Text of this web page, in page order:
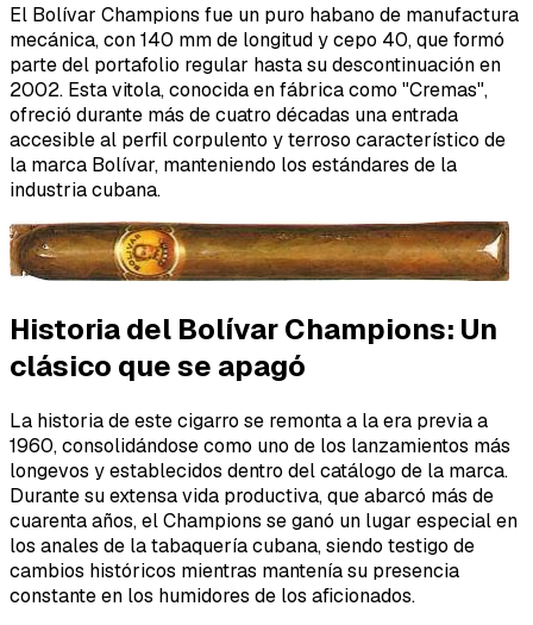
El Bolívar Champions fue un puro habano de manufactura
mecánica, con 140 mm de longitud y cepo 40, que formó
parte del portafolio regular hasta su descontinuación en
2002. Esta vitola, conocida en fábrica como "Cremas",
ofreció durante más de cuatro décadas una entrada
accesible al perfil corpulento y terroso característico de
la marca Bolívar, manteniendo los estándares de la
industria cubana.
Historia del Bolívar Champions: Un
clásico que se apagó
La historia de este cigarro se remonta a la era previa a
1960, consolidándose como uno de los lanzamientos más
longevos y establecidos dentro del catálogo de la marca.
Durante su extensa vida productiva, que abarcó más de
cuarenta años, el Champions se ganó un lugar especial en
los anales de la tabaquería cubana, siendo testigo de
cambios históricos mientras mantenía su presencia
constante en los humidores de los aficionados.